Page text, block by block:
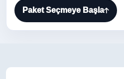
Paket Seçmeye Başla